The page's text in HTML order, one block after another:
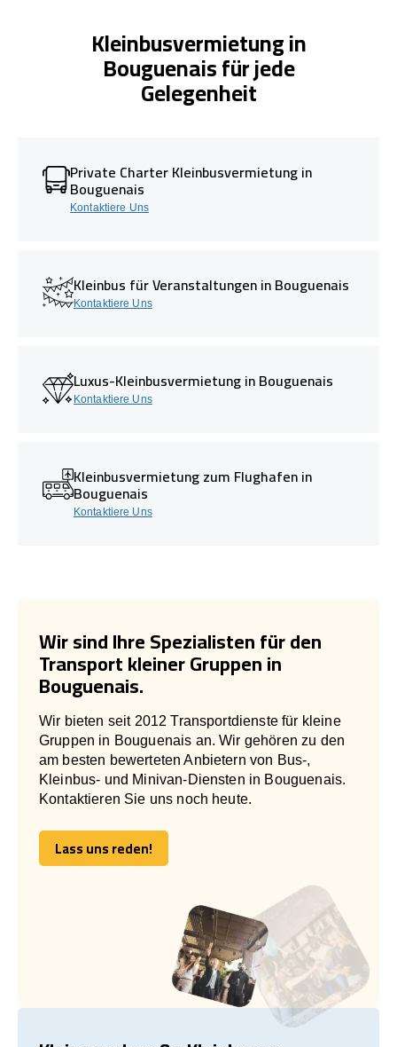
Kleinbusvermietung in
Bouguenais für jede
Gelegenheit
Private Charter Kleinbusvermietung in
Bouguenais
Kontaktiere Uns
Kleinbus für Veranstaltungen in Bouguenais
Kontaktiere Uns
Luxus-Kleinbusvermietung in Bouguenais
Kontaktiere Uns
Kleinbusvermietung zum Flughafen in
Bouguenais
Kontaktiere Uns
Wir sind Ihre Spezialisten für den
Transport kleiner Gruppen in
Bouguenais.
Wir bieten seit 2012 Transportdienste für kleine
Gruppen in Bouguenais an. Wir gehören zu den
am besten bewerteten Anbietern von Bus-,
Kleinbus- und Minivan-Diensten in Bouguenais.
Kontaktieren Sie uns noch heute.
Lass uns reden!
Lass uns reden!